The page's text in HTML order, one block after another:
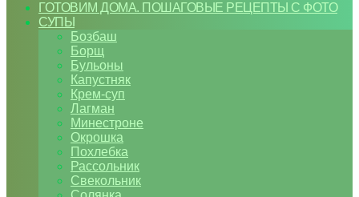
ГОТОВИМ ДОМА. ПОШАГОВЫЕ РЕЦЕПТЫ С ФОТО
СУПЫ
Бозбаш
Борщ
Бульоны
Капустняк
Крем-суп
Лагман
Минестроне
Окрошка
Похлебка
Рассольник
Свекольник